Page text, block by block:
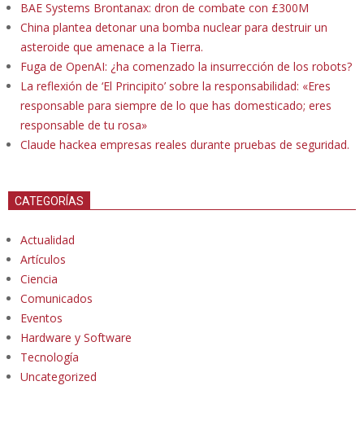
BAE Systems Brontanax: dron de combate con £300M
China plantea detonar una bomba nuclear para destruir un
asteroide que amenace a la Tierra.
Fuga de OpenAI: ¿ha comenzado la insurrección de los robots?
La reflexión de ‘El Principito’ sobre la responsabilidad: «Eres
responsable para siempre de lo que has domesticado; eres
responsable de tu rosa»
Claude hackea empresas reales durante pruebas de seguridad.
CATEGORÍAS
Actualidad
Artículos
Ciencia
Comunicados
Eventos
Hardware y Software
Tecnología
Uncategorized